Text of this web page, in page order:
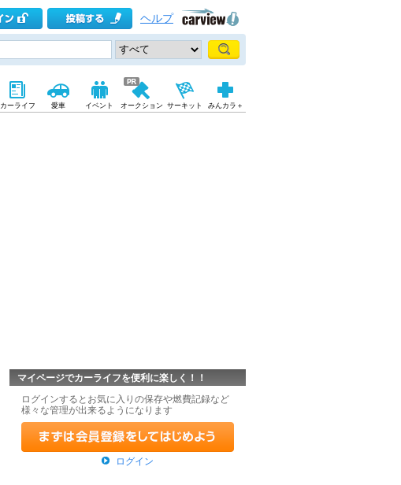
ヘルプ
カーライフ 愛車 イベント オークション サーキット みんカラ＋
マイページでカーライフを便利に楽しく！！
ログインするとお気に入りの保存や燃費記録など
様々な管理が出来るようになります
ログイン